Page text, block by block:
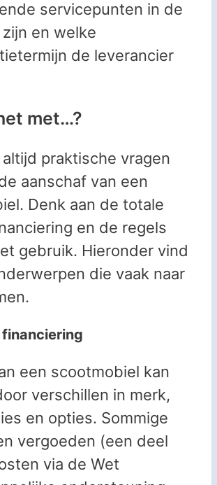
servicepunten in de
en welke
de leverancier
met…?
altijd praktische vragen
aanschaf van een
Denk aan de totale
en de regels
gebruik. Hieronder vind
die vaak naar
een scootmobiel kan
verschillen in merk,
en opties. Sommige
vergoeden (een deel
via de Wet